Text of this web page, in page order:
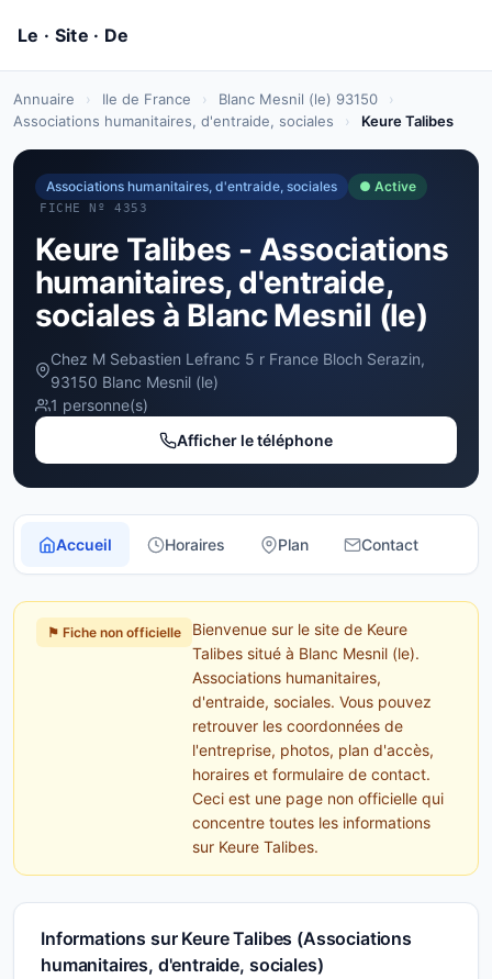
Annuaire › Ile de France › Blanc Mesnil (le) 93150
›
Associations humanitaires, d'entraide, sociales
› Keure Talibes
Associations humanitaires, d'entraide, sociales ● Active
FICHE Nº 4353
Keure Talibes - Associations
humanitaires, d'entraide,
sociales à Blanc Mesnil (le)
Chez M Sebastien Lefranc 5 r France Bloch Serazin,
93150 Blanc Mesnil (le)
1 personne(s)
Afficher le téléphone
Accueil Horaires Plan Contact
⚑ Fiche non officielle
Bienvenue sur le site de Keure
Talibes situé à Blanc Mesnil (le).
Associations humanitaires,
d'entraide, sociales. Vous pouvez
retrouver les coordonnées de
l'entreprise, photos, plan d'accès,
horaires et formulaire de contact.
Ceci est une page non officielle qui
concentre toutes les informations
sur Keure Talibes.
Informations sur Keure Talibes (Associations
humanitaires, d'entraide, sociales)